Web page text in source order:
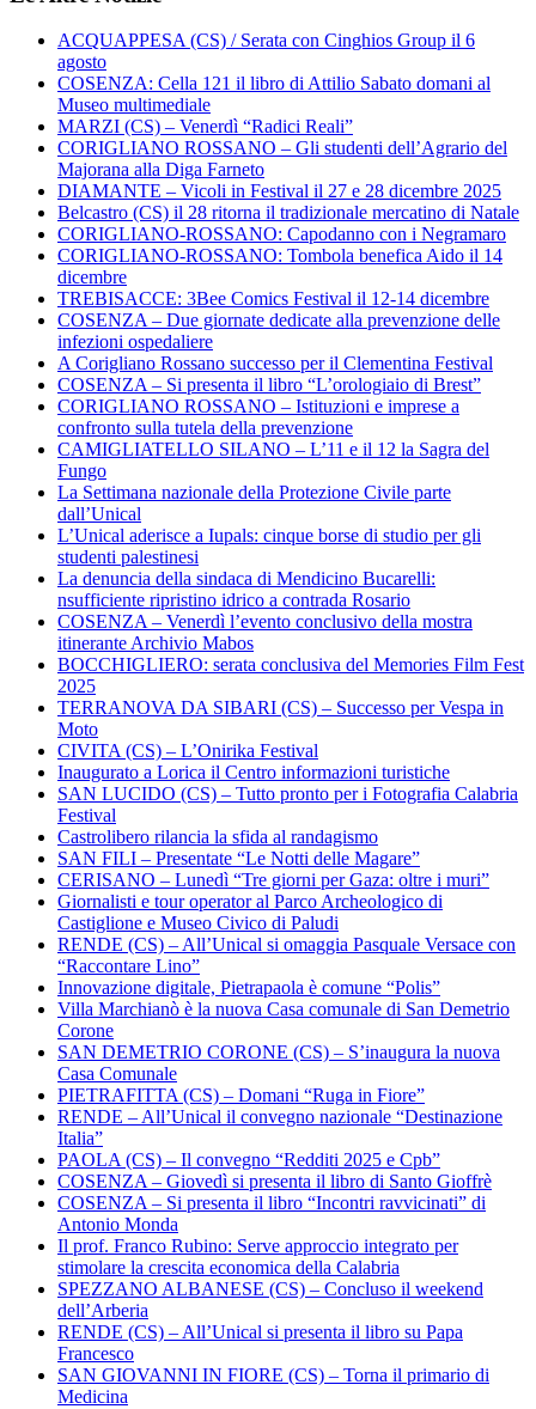
ACQUAPPESA (CS) / Serata con Cinghios Group il 6
agosto
COSENZA: Cella 121 il libro di Attilio Sabato domani al
Museo multimediale
MARZI (CS) – Venerdì “Radici Reali”
CORIGLIANO ROSSANO – Gli studenti dell’Agrario del
Majorana alla Diga Farneto
DIAMANTE – Vicoli in Festival il 27 e 28 dicembre 2025
Belcastro (CS) il 28 ritorna il tradizionale mercatino di Natale
CORIGLIANO-ROSSANO: Capodanno con i Negramaro
CORIGLIANO-ROSSANO: Tombola benefica Aido il 14
dicembre
TREBISACCE: 3Bee Comics Festival il 12-14 dicembre
COSENZA – Due giornate dedicate alla prevenzione delle
infezioni ospedaliere
A Corigliano Rossano successo per il Clementina Festival
COSENZA – Si presenta il libro “L’orologiaio di Brest”
CORIGLIANO ROSSANO – Istituzioni e imprese a
confronto sulla tutela della prevenzione
CAMIGLIATELLO SILANO – L’11 e il 12 la Sagra del
Fungo
La Settimana nazionale della Protezione Civile parte
dall’Unical
L’Unical aderisce a Iupals: cinque borse di studio per gli
studenti palestinesi
La denuncia della sindaca di Mendicino Bucarelli:
nsufficiente ripristino idrico a contrada Rosario
COSENZA – Venerdì l’evento conclusivo della mostra
itinerante Archivio Mabos
BOCCHIGLIERO: serata conclusiva del Memories Film Fest
2025
TERRANOVA DA SIBARI (CS) – Successo per Vespa in
Moto
CIVITA (CS) – L’Onirika Festival
Inaugurato a Lorica il Centro informazioni turistiche
SAN LUCIDO (CS) – Tutto pronto per i Fotografia Calabria
Festival
Castrolibero rilancia la sfida al randagismo
SAN FILI – Presentate “Le Notti delle Magare”
CERISANO – Lunedì “Tre giorni per Gaza: oltre i muri”
Giornalisti e tour operator al Parco Archeologico di
Castiglione e Museo Civico di Paludi
RENDE (CS) – All’Unical si omaggia Pasquale Versace con
“Raccontare Lino”
Innovazione digitale, Pietrapaola è comune “Polis”
Villa Marchianò è la nuova Casa comunale di San Demetrio
Corone
SAN DEMETRIO CORONE (CS) – S’inaugura la nuova
Casa Comunale
PIETRAFITTA (CS) – Domani “Ruga in Fiore”
RENDE – All’Unical il convegno nazionale “Destinazione
Italia”
PAOLA (CS) – Il convegno “Redditi 2025 e Cpb”
COSENZA – Giovedì si presenta il libro di Santo Gioffrè
COSENZA – Si presenta il libro “Incontri ravvicinati” di
Antonio Monda
Il prof. Franco Rubino: Serve approccio integrato per
stimolare la crescita economica della Calabria
SPEZZANO ALBANESE (CS) – Concluso il weekend
dell’Arberia
RENDE (CS) – All’Unical si presenta il libro su Papa
Francesco
SAN GIOVANNI IN FIORE (CS) – Torna il primario di
Medicina